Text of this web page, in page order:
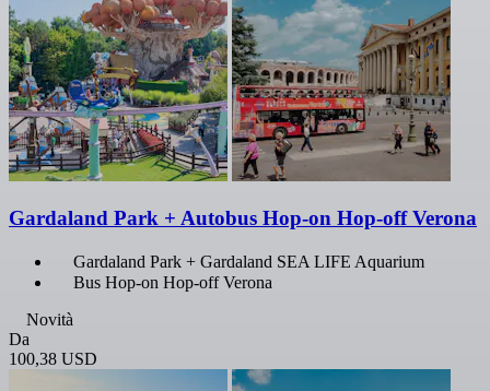
Gardaland Park + Autobus Hop-on Hop-off Verona
Gardaland Park + Gardaland SEA LIFE Aquarium
Bus Hop-on Hop-off Verona
Novità
Da
100,38 USD